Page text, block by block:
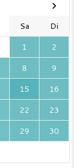
Sa
Di
1
2
8
9
15
16
22
23
29
30